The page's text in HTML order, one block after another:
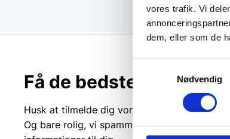
vores trafik. Vi
dem, eller som de
Nødvendig
Få de bedste tilbud
Husk at tilmelde dig vores nyhedsbrev og
Og bare rolig, vi spammer dig ikke, men